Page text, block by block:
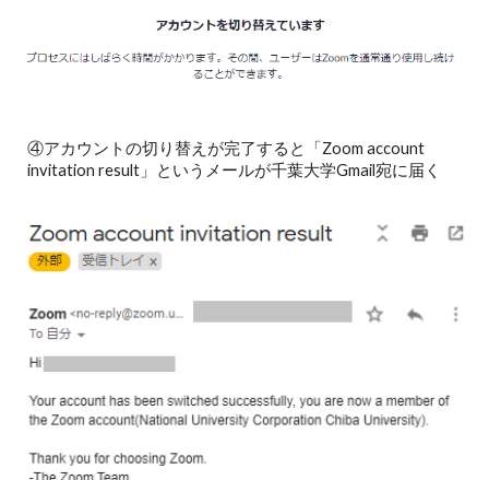
④アカウントの切り替えが完了すると「Zoom account
invitation result」というメールが千葉大学Gmail宛に届く